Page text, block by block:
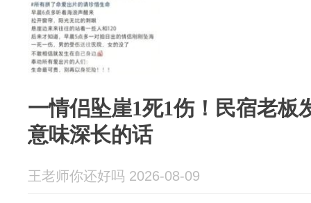
一情侣坠崖1死1伤！民宿老板
意味深长的话
王老师你还好吗 2026-08-09